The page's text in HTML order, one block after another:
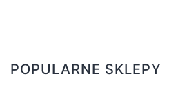
POPULARNE SKLEPY